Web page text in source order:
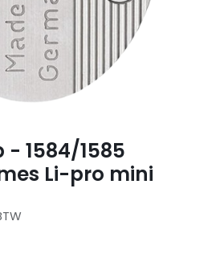
- 1584/1585
Li-pro mini